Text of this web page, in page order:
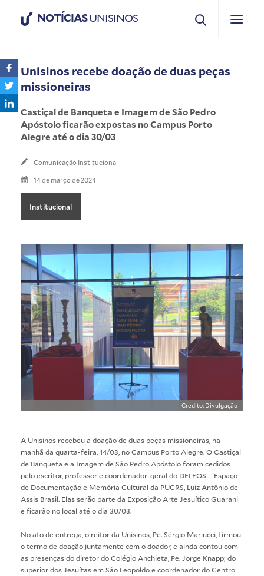
NOTÍCIASUNISINOS
Unisinos recebe doação de duas peças
missioneiras
Castiçal de Banqueta e Imagem de São Pedro
Apóstolo ficarão expostas no Campus Porto
Alegre até o dia 30/03
Comunicação Institucional
14 de março de 2024
Institucional
Crédito: Divulgação
A Unisinos recebeu a doação de duas peças missioneiras, na
manhã da quarta-feira, 14/03, no Campus Porto Alegre. O Castiçal
de Banqueta e a Imagem de São Pedro Apóstolo foram cedidos
pelo escritor, professor e coordenador-geral do DELFOS – Espaço
de Documentação e Memória Cultural da PUCRS, Luiz Antônio de
Assis Brasil. Elas serão parte da Exposição Arte Jesuítico Guarani
e ficarão no local até o dia 30/03.
No ato de entrega, o reitor da Unisinos, Pe. Sérgio Mariucci, firmou
o termo de doação juntamente com o doador, e ainda contou com
as presenças do diretor do Colégio Anchieta, Pe. Jorge Knapp; do
superior dos Jesuítas em São Leopoldo e coordenador do Centro